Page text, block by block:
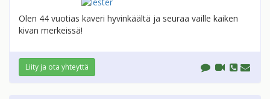
Olen 44 vuotias kaveri hyvinkäältä ja seuraa vaille kaiken
kivan merkeissä!
Liity ja ota yhteyttä